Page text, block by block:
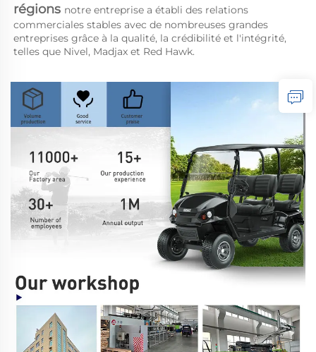
régions notre entreprise a établi des relations
commerciales stables avec de nombreuses grandes
entreprises grâce à la qualité, la crédibilité et l'intégrité,
telles que Nivel, Madjax et Red Hawk.